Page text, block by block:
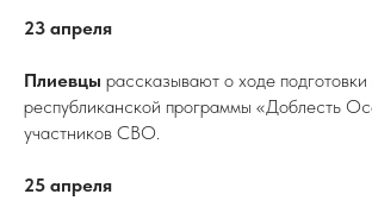
23 апреля
Плиевцы рассказывают о ходе
республиканской программы «Доблесть
участников СВО.
25 апреля